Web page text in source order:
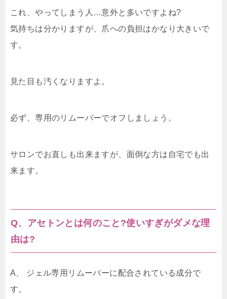
これ、やってしまう人…意外と多いですよね?
気持ちは分かりますが、爪への負担はかなり大きいで
す。
見た目も汚くなりますよ。
必ず、専用のリムーバーでオフしましょう。
サロンでお直しも出来ますが、面倒な方は自宅でも出
来ます。
Q、アセトンとは何のこと?使いすぎがダメな理
由は?
A、 ジェル専用リムーバーに配合されている成分で
す。